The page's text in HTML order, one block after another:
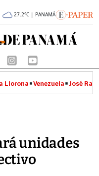
27.2°C | PANAMÁ
Llorona Venezuela José
unidades